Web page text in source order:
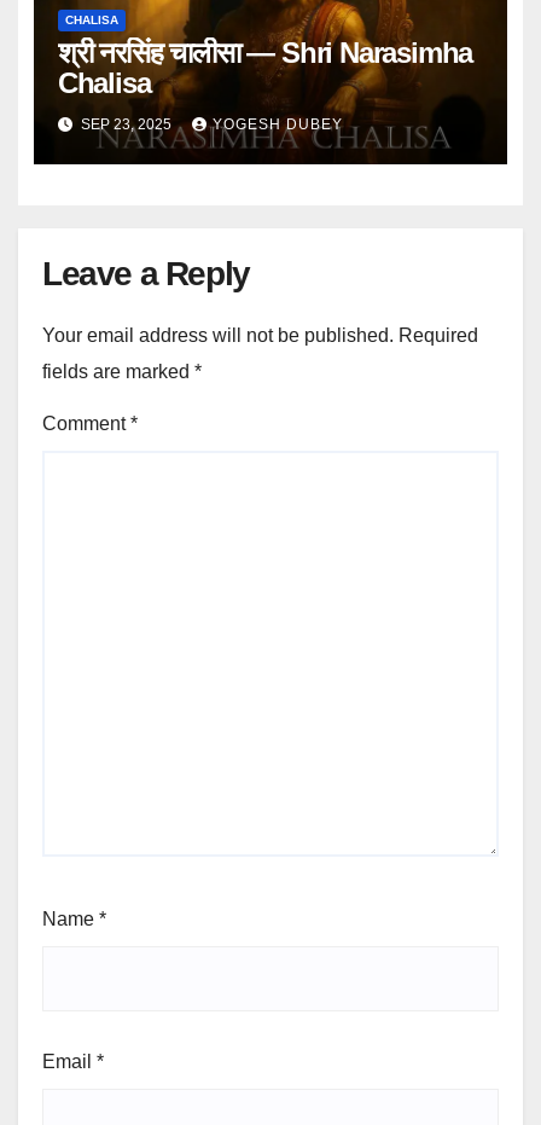
CHALISA
श्री नरसिंह चालीसा — Shri Narasimha
Chalisa
SEP 23, 2025 YOGESH DUBEY
Leave a Reply
Your email address will not be published. Required
fields are marked *
Comment*
Name *
Email *